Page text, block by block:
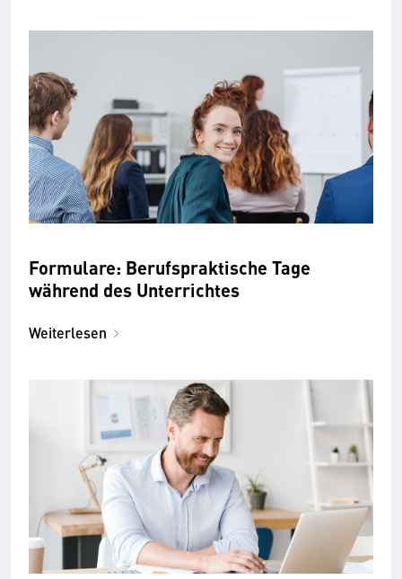
Formulare: Berufspraktische Tage
während des Unterrichtes
Weiterlesen